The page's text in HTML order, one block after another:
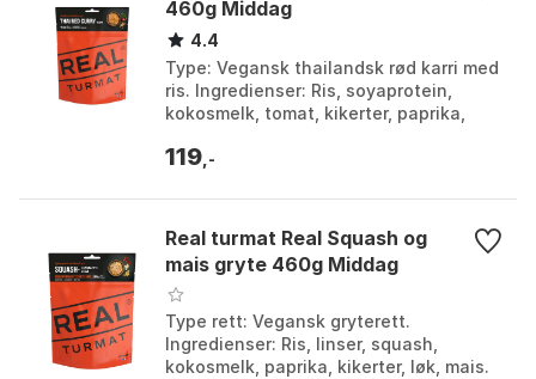
460g Middag
4.4
Type: Vegansk thailandsk rød karri med
ris. Ingredienser: Ris, soyaprotein,
kokosmelk, tomat, kikerter, paprika,
Holdbarhet: 5 år...
119 ,-
Real turmat Real Squash og
mais gryte 460g Middag
Type rett: Vegansk gryterett.
Ingredienser: Ris, linser, squash,
kokosmelk, paprika, kikerter, løk, mais.